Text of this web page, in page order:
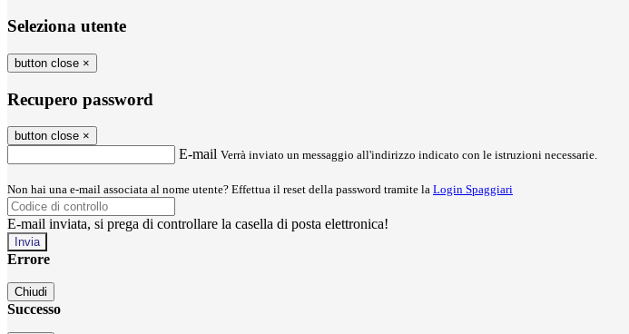
Seleziona utente
button close ×
Recupero password
button close ×
E-mail Verrà inviato un messaggio all'indirizzo indicato con le istruzioni necessarie.
Non hai una e-mail associata al nome utente? Effettua il reset della password tramite la Login Spaggiari
E-mail inviata, si prega di controllare la casella di posta elettronica!
Errore
Chiudi
Successo